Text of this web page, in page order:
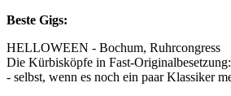
Beste Gigs:
HELLOWEEN - Bochum, Ruhrcongress
Die Kürbisköpfe in Fast-
- selbst, wenn es noch ein paar Klassiker